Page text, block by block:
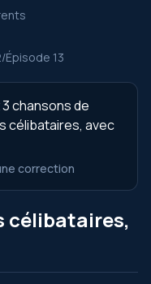
/Épisode 13
chansons de
célibataires, avec
correction
célibataires,